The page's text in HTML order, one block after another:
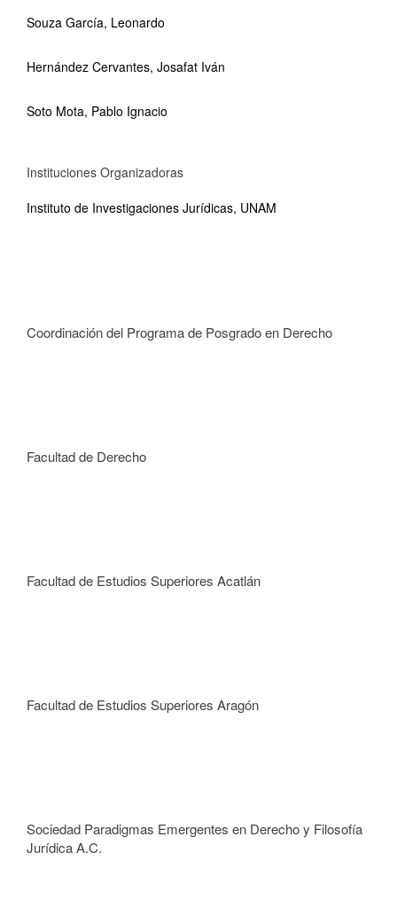
Souza García, Leonardo
Hernández Cervantes, Josafat Iván
Soto Mota, Pablo Ignacio
Instituciones Organizadoras
Instituto de Investigaciones Jurídicas, UNAM
Coordinación del Programa de Posgrado en Derecho
Facultad de Derecho
Facultad de Estudios Superiores Acatlán
Facultad de Estudios Superiores Aragón
Sociedad Paradigmas Emergentes en Derecho y Filosofía
Jurídica A.C.